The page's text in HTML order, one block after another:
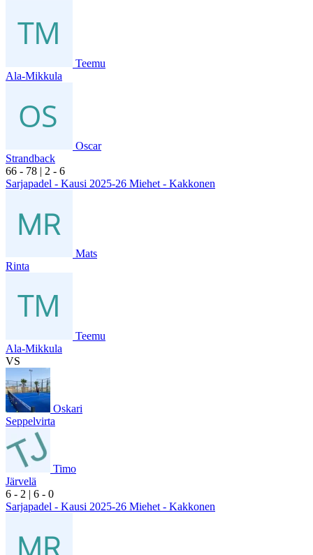
Teemu
Ala-Mikkula
Oscar
Strandback
66 - 78 | 2 - 6
Sarjapadel - Kausi 2025-26 Miehet - Kakkonen
Mats
Rinta
Teemu
Ala-Mikkula
VS
Oskari
Seppelvirta
Timo
Järvelä
6 - 2 | 6 - 0
Sarjapadel - Kausi 2025-26 Miehet - Kakkonen